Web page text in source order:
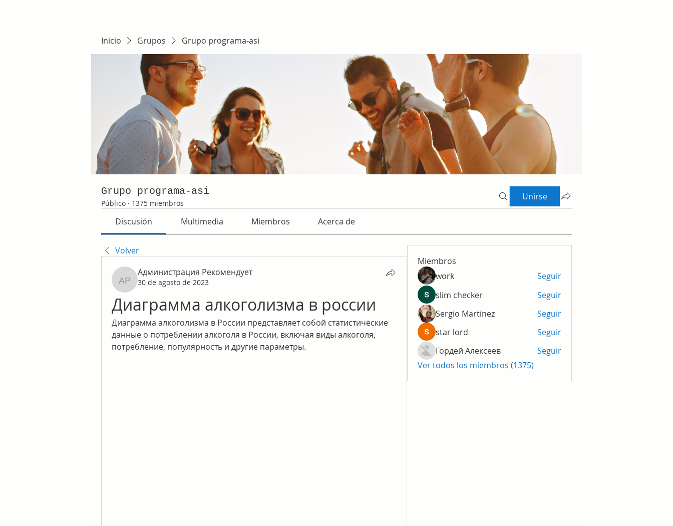
Inicio Grupos Grupo programa-asi
Grupo programa-asi
Público · 1375 miembros
Unirse
Discusión Multimedia Miembros Acerca de
Volver
Администрация Рекомендует
Администрация Рекомендует
30 de agosto de 2023
Диаграмма алкоголизма в россии
Диаграмма алкоголизма в России представляет собой статистические
данные о потреблении алкоголя в России, включая виды алкоголя,
потребление, популярность и другие параметры.
Miembros
work
Seguir
slim checker
Seguir
Sergio Martínez
Seguir
star lord
Seguir
Гордей Алексеев
Seguir
Ver todos los miembros (1375)